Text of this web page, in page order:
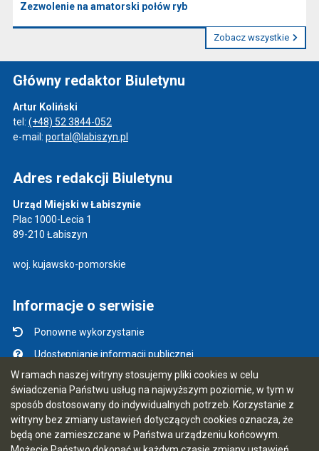
W ramach naszej witryny stosujemy pliki cookies w celu
świadczenia Państwu usług na najwyższym poziomie, w tym w
sposób dostosowany do indywidualnych potrzeb. Korzystanie z
witryny bez zmiany ustawień dotyczących cookies oznacza, że
będą one zamieszczane w Państwa urządzeniu końcowym.
Zezwolenie na amatorski połów ryb
Zobacz wszystkie
Główny redaktor Biuletynu
Artur Koliński
tel: (+48) 52 3844-052
e-mail: portal@labiszyn.pl
Adres redakcji Biuletynu
Urząd Miejski w Łabiszynie
Plac 1000-Lecia 1
89-210 Łabiszyn
woj. kujawsko-pomorskie
Informacje o serwisie
Ponowne wykorzystanie
Udostępnianie informacji publicznej
Mapa serwisu
Instrukcja obsługi
Statystyki oglądalności